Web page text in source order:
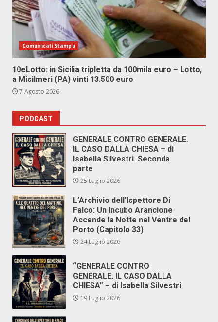
Comunicati Stampa
10eLotto: in Sicilia tripletta da 100mila euro – Lotto,
a Misilmeri (PA) vinti 13.500 euro
7 Agosto 2026
PODCAST
GENERALE CONTRO GENERALE.
IL CASO DALLA CHIESA – di
Isabella Silvestri. Seconda
parte
25 Luglio 2026
L’Archivio dell’Ispettore Di
Falco: Un Incubo Arancione
Accende la Notte nel Ventre del
Porto (Capitolo 33)
24 Luglio 2026
“GENERALE CONTRO
GENERALE. IL CASO DALLA
CHIESA” – di Isabella Silvestri
19 Luglio 2026